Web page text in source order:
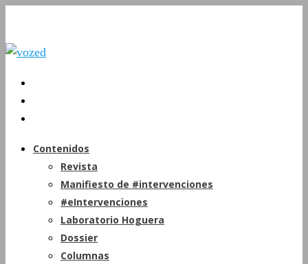
Contenidos
Revista
Manifiesto de #intervenciones
#eIntervenciones
Laboratorio Hoguera
Dossier
Columnas